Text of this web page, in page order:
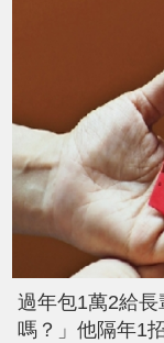
過年包1萬2給
嗎？」他隔年1